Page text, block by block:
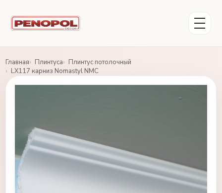
Главная Плинтуса
Плинтус потолочный
LX117 карниз Nomastyl NMC